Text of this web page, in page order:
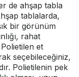
de ahşap tabla
tablalarda,
bir görünüm
rahat
et
seçebileceğiniz,
Polietilenin pek